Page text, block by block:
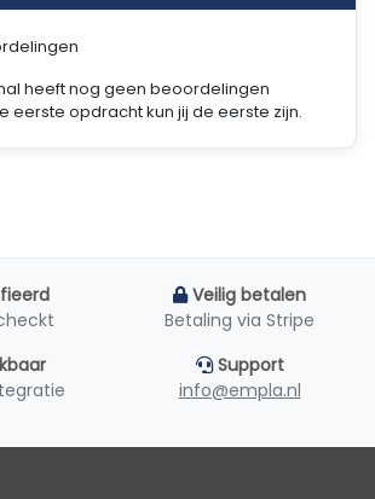
heeft nog geen beoordelingen
eerste opdracht kun jij de eerste zijn.
Veilig betalen
Betaling via Stripe
Support
info@empla.nl